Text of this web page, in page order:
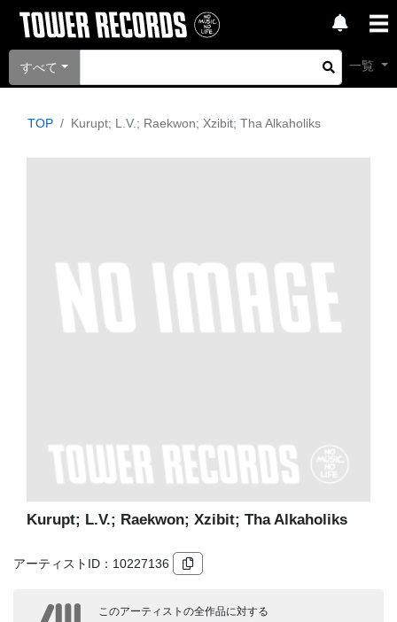
すべて 一覧
TOP Kurupt; L.V.; Raekwon; Xzibit; Tha Alkaholiks
Kurupt; L.V.; Raekwon; Xzibit; Tha Alkaholiks
アーティストID： 10227136
このアーティストの全作品に対する